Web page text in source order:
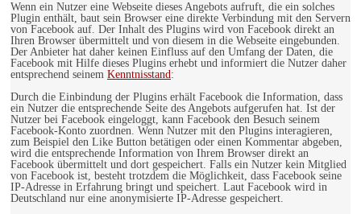
Wenn ein Nutzer eine Webseite dieses Angebots aufruft, die ein solches
Plugin enthält, baut sein Browser eine direkte Verbindung mit den Servern
von Facebook auf. Der Inhalt des Plugins wird von Facebook direkt an
Ihren Browser übermittelt und von diesem in die Webseite eingebunden.
Der Anbieter hat daher keinen Einfluss auf den Umfang der Daten, die
Facebook mit Hilfe dieses Plugins erhebt und informiert die Nutzer daher
entsprechend seinem Kenntnisstand:
Durch die Einbindung der Plugins erhält Facebook die Information, dass
ein Nutzer die entsprechende Seite des Angebots aufgerufen hat. Ist der
Nutzer bei Facebook eingeloggt, kann Facebook den Besuch seinem
Facebook-Konto zuordnen. Wenn Nutzer mit den Plugins interagieren,
zum Beispiel den Like Button betätigen oder einen Kommentar abgeben,
wird die entsprechende Information von Ihrem Browser direkt an
Facebook übermittelt und dort gespeichert. Falls ein Nutzer kein Mitglied
von Facebook ist, besteht trotzdem die Möglichkeit, dass Facebook seine
IP-Adresse in Erfahrung bringt und speichert. Laut Facebook wird in
Deutschland nur eine anonymisierte IP-Adresse gespeichert.